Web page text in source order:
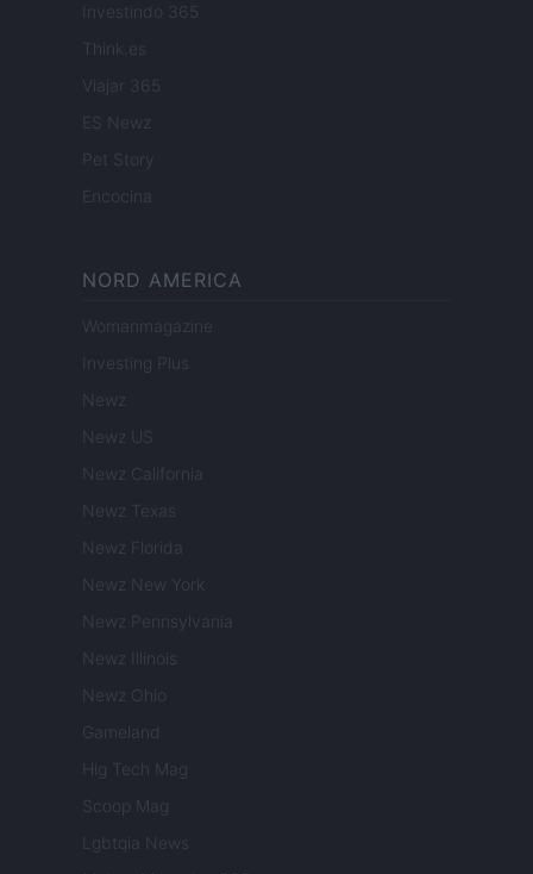
Investindo 365
Think.es
Viajar 365
ES Newz
Pet Story
Encocina
NORD AMERICA
Womanmagazine
Investing Plus
Newz
Newz US
Newz California
Newz Texas
Newz Florida
Newz New York
Newz Pennsylvania
Newz Illinois
Newz Ohio
Gameland
Hig Tech Mag
Scoop Mag
Lgbtqia News